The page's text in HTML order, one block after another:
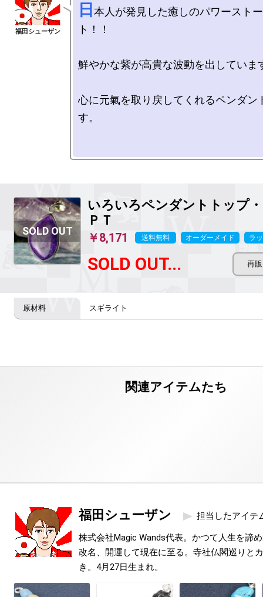
日 本人が発見した癒しのパワースト
ト！！
鮮やかな紫が高貴な波動を出していま
心に元氣を取り戻してくれるペンダン
す。
いろいろペンダントトップ
ＰＴ
￥8,171 送料無料 オーダーメイド ラ
SOLD OUT...
スギライト
福田シューザン 担当したアイテ
株式会社Magic Wands代表。かつて人生を諦
改名、開運して現在に至る。寺社仏閣巡りと
き。4月27日生まれ。